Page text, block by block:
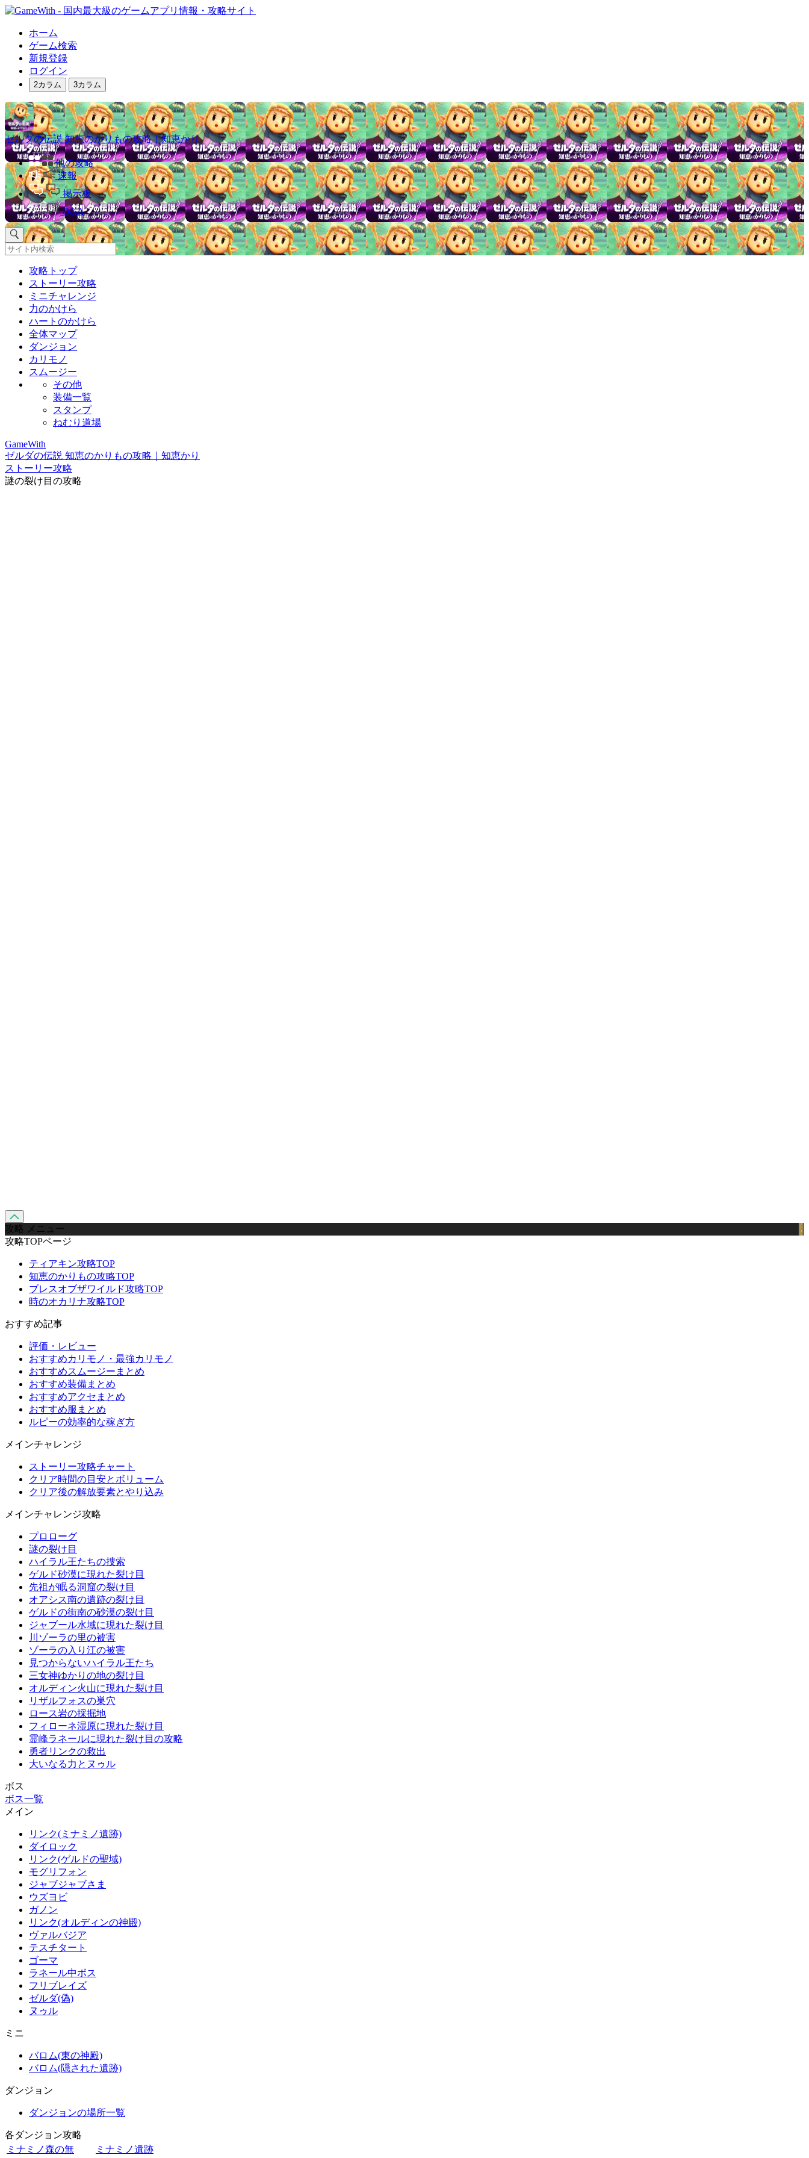
ホーム
ゲーム検索
新規登録
ログイン
2カラム 3カラム
ゼルダの伝説 知恵のかりもの攻略｜知恵かり
他の攻略
速報
掲示板
Q&A
攻略トップ
ストーリー攻略
ミニチャレンジ
力のかけら
ハートのかけら
全体マップ
ダンジョン
カリモノ
スムージー
その他
装備一覧
スタンプ
ねむり道場
GameWith
ゼルダの伝説 知恵のかりもの攻略｜知恵かり
ストーリー攻略
謎の裂け目の攻略
攻略 メニュー
攻略TOPページ
ティアキン攻略TOP
知恵のかりもの攻略TOP
ブレスオブザワイルド攻略TOP
時のオカリナ攻略TOP
おすすめ記事
評価・レビュー
おすすめカリモノ・最強カリモノ
おすすめスムージーまとめ
おすすめ装備まとめ
おすすめアクセまとめ
おすすめ服まとめ
ルピーの効率的な稼ぎ方
メインチャレンジ
ストーリー攻略チャート
クリア時間の目安とボリューム
クリア後の解放要素とやり込み
メインチャレンジ攻略
プロローグ
謎の裂け目
ハイラル王たちの捜索
ゲルド砂漠に現れた裂け目
先祖が眠る洞窟の裂け目
オアシス南の遺跡の裂け目
ゲルドの街南の砂漠の裂け目
ジャブール水域に現れた裂け目
川ゾーラの里の被害
ゾーラの入り江の被害
見つからないハイラル王たち
三女神ゆかりの地の裂け目
オルディン火山に現れた裂け目
リザルフォスの巣穴
ロース岩の採掘地
フィローネ湿原に現れた裂け目
霊峰ラネールに現れた裂け目の攻略
勇者リンクの救出
大いなる力とヌゥル
ボス
ボス一覧
メイン
リンク(ミナミノ遺跡)
ダイロック
リンク(ゲルドの聖域)
モグリフォン
ジャブジャブさま
ウズヨビ
ガノン
リンク(オルディンの神殿)
ヴァルバジア
テスチタート
ゴーマ
ラネール中ボス
フリブレイズ
ゼルダ(偽)
ヌゥル
ミニ
バロム(東の神殿)
バロム(隠された遺跡)
ダンジョン
ダンジョンの場所一覧
各ダンジョン攻略
ミナミノ森の無
ミナミノ遺跡